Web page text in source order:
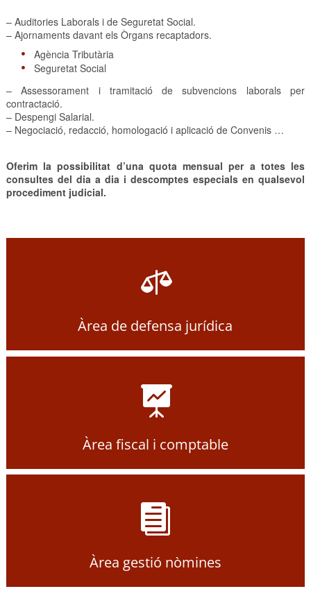
– Auditories Laborals i de Seguretat Social.
– Ajornaments davant els Òrgans recaptadors.
Agència Tributària
Seguretat Social
– Assessorament i tramitació de subvencions laborals per
contractació.
– Despengi Salarial.
– Negociació, redacció, homologació i aplicació de Convenis …
Oferim la possibilitat d’una quota mensual per a totes les
consultes del dia a dia i descomptes especials en qualsevol
procediment judicial.

Àrea de defensa jurídica

Àrea fiscal i comptable

Àrea gestió nòmines